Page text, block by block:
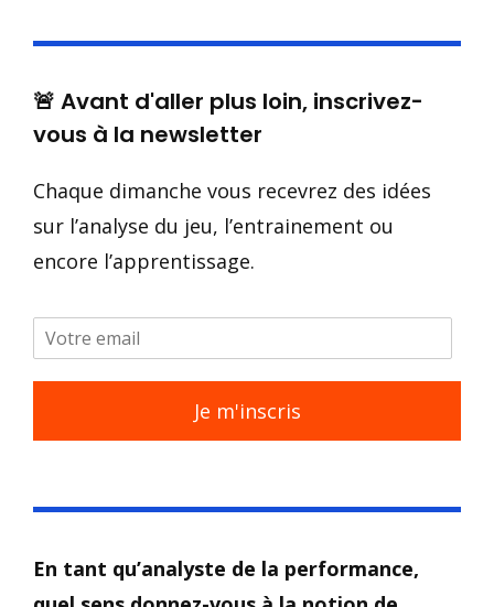
🚨 Avant d'aller plus loin, inscrivez-
vous à la newsletter
Chaque dimanche vous recevrez des idées
sur l’analyse du jeu, l’entrainement ou
encore l’apprentissage.
Je m'inscris
En tant qu’analyste de la performance,